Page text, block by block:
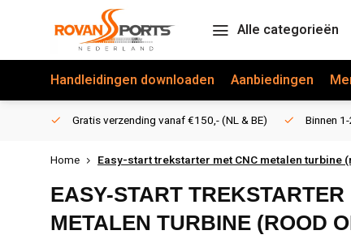
Alle categorieën
Handleidingen downloaden Aanbiedingen
Gratis verzending vanaf €150,- (NL & BE) Binnen
Home Easy-start trekstarter met CNC metalen
EASY-START TREKSTARTER
METALEN TURBINE (ROOD